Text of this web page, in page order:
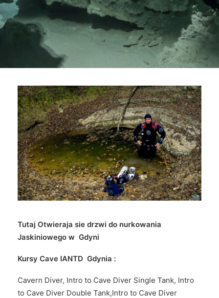
Tutaj Otwieraja sie drzwi do nurkowania
Jaskiniowego w Gdyni
Kursy Cave IANTD Gdynia :
Cavern Diver, Intro to Cave Diver Single Tank, Intro
to Cave Diver Double Tank,Intro to Cave Diver